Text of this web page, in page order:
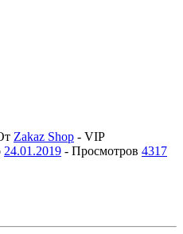
Zakaz Shop - VIP
24.01.2019 - Просмотров 4317